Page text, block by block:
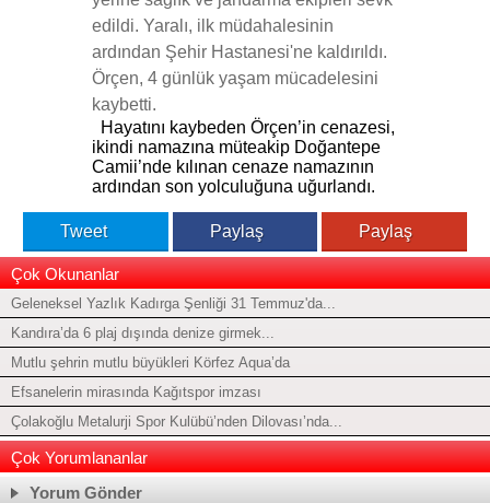
edildi. Yaralı, ilk müdahalesinin
ardından Şehir Hastanesi'ne kaldırıldı.
Örçen, 4 günlük yaşam mücadelesini
kaybetti.
Hayatını kaybeden Örçen’in cenazesi,
ikindi namazına müteakip Doğantepe
Camii’nde kılınan cenaze namazının
ardından son yolculuğuna uğurlandı.
Tweet Paylaş Paylaş
Çok Okunanlar
Geleneksel Yazlık Kadırga Şenliği 31 Temmuz'da...
Kandıra’da 6 plaj dışında denize girmek...
Mutlu şehrin mutlu büyükleri Körfez Aqua’da
Efsanelerin mirasında Kağıtspor imzası
Çolakoğlu Metalurji Spor Kulübü’nden Dilovası’nda...
Çok Yorumlananlar
Yorum Gönder